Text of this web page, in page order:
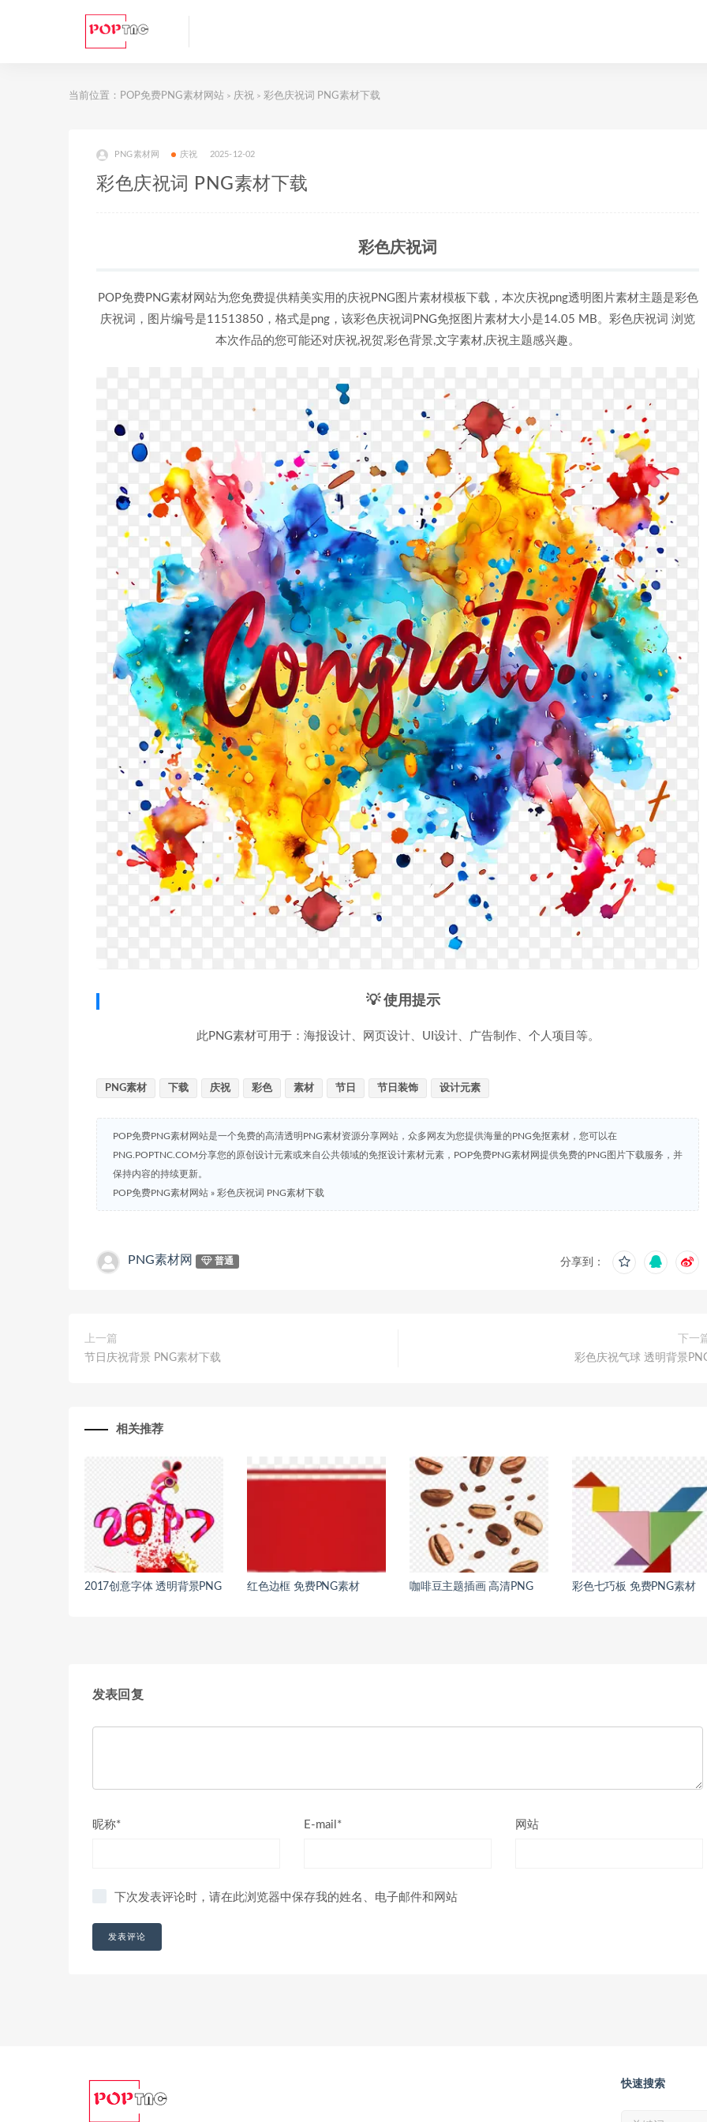
当前位置： POP免费PNG素材网站 > 庆祝 > 彩色庆祝词 PNG素材下载
PNG素材网 庆祝 2025-12-02
彩色庆祝词 PNG素材下载
彩色庆祝词
POP免费PNG素材网站为您免费提供精美实用的庆祝PNG图片素材模板下载，本次庆祝png透明图片素材主题是彩色
庆祝词，图片编号是11513850，格式是png，该彩色庆祝词PNG免抠图片素材大小是14.05 MB。彩色庆祝词 浏览
本次作品的您可能还对庆祝,祝贺,彩色背景,文字素材,庆祝主题感兴趣。
💡 使用提示
此PNG素材可用于：海报设计、网页设计、UI设计、广告制作、个人项目等。
PNG素材 下载 庆祝 彩色 素材 节日 节日装饰 设计元素
POP免费PNG素材网站是一个免费的高清透明PNG素材资源分享网站，众多网友为您提供海量的PNG免抠素材，您可以在
PNG.POPTNC.COM分享您的原创设计元素或来自公共领域的免抠设计素材元素，POP免费PNG素材网提供免费的PNG图片下载服务，并
保持内容的持续更新。
POP免费PNG素材网站 » 彩色庆祝词 PNG素材下载
PNG素材网 普通 分享到：
上一篇
节日庆祝背景 PNG素材下载
下一
彩色庆祝气球 透明背景
相关推荐
2017创意字体 透明背景PNG 红色边框 免费PNG素材 咖啡豆主题插画 高清PNG 彩色七巧板 免费PNG素材
发表回复
昵称* E-mail* 网站
下次发表评论时，请在此浏览器中保存我的姓名、电子邮件和网站
快速搜索